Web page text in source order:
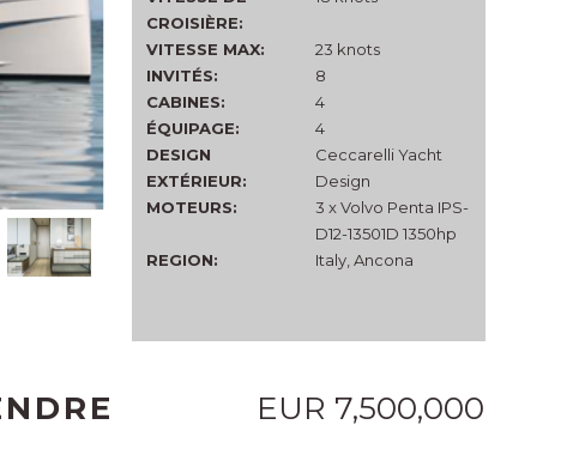
CROISIÈRE:
VITESSE MAX:
23 knots
INVITÉS:
8
CABINES:
4
ÉQUIPAGE:
4
DESIGN
EXTÉRIEUR:
Ceccarelli Yacht
Design
MOTEURS:
3 x Volvo Penta IPS-
D12-13501D 1350hp
REGION:
Italy, Ancona
EUR 7,500,000